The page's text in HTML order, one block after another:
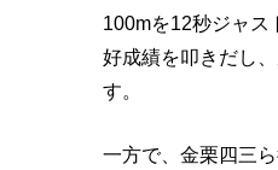
100mを12秒ジャス
好成績を叩きだし
す。
一方で、金栗四三